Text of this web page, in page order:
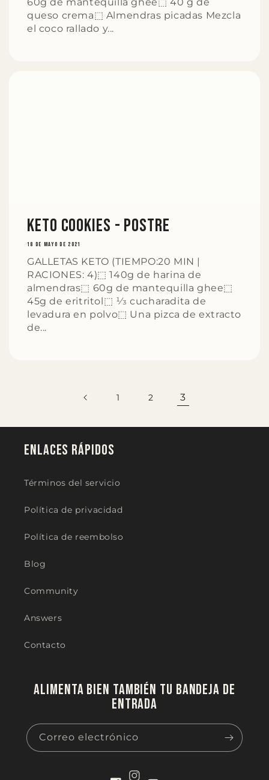
queso crema⬚ Almendras picadas Mezcla
el coco rallado y...
KETO COOKIES - Postre
18 DE MAYO DE 2021
GALLETAS KETO (TIEMPO:20 MIN |
RACIONES: 4)⬚ 140g de harina de
almendras⬚ 60g de mantequilla ghee⬚
45g de eritritol⬚ 1⁄3 cucharadita de
levadura en polvo⬚ Una pizca de extracto
de...
1 2 3
Enlaces rápidos
Términos del servicio
Política de privacidad
Política de reembolso
Blog
Community
Answers
Contacto
Alimenta bien también tu bandeja de
entrada
Correo electrónico
Instagram